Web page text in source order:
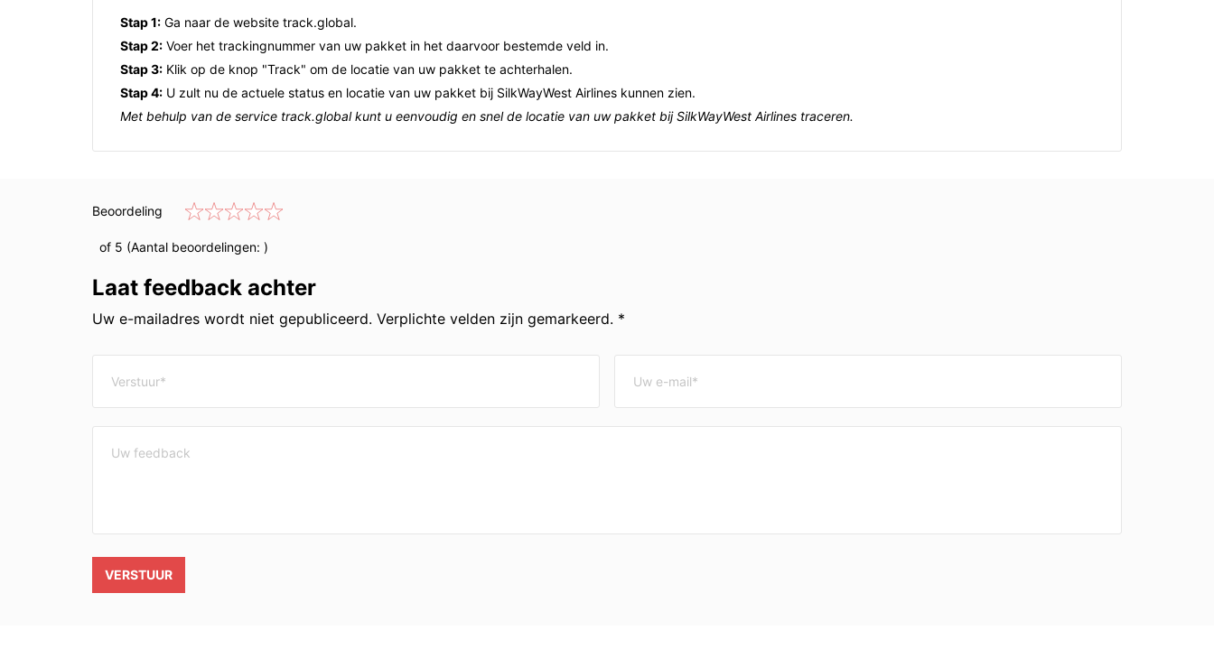
Stap 1: Ga naar de website track.global.
Stap 2: Voer het trackingnummer van uw pakket in het daarvoor bestemde veld in.
Stap 3: Klik op de knop "Track" om de locatie van uw pakket te achterhalen.
Stap 4: U zult nu de actuele status en locatie van uw pakket bij SilkWayWest Airlines kunnen zien.
Met behulp van de service track.global kunt u eenvoudig en snel de locatie van uw pakket bij SilkWayWest Airlines traceren.
Beoordeling
of 5 (Aantal beoordelingen: )
Laat feedback achter
Uw e-mailadres wordt niet gepubliceerd. Verplichte velden zijn gemarkeerd. *
VERSTUUR